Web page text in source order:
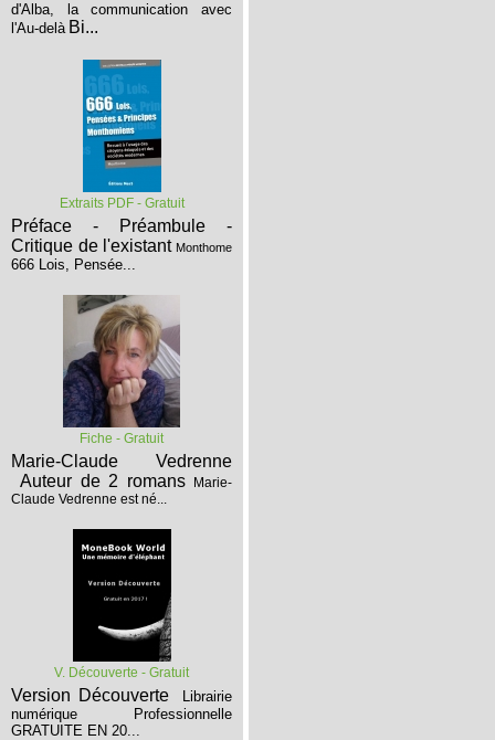
d'Alba, la communication avec
l'Au-delà Bi...
Extraits PDF - Gratuit
Préface - Préambule -
Critique de l'existant Monthome
666 Lois, Pensée...
Fiche - Gratuit
Marie-Claude Vedrenne
Auteur de 2 romans
Marie-
Claude Vedrenne est né...
V. Découverte - Gratuit
Version Découverte
Librairie
numérique Professionnelle
GRATUITE EN 20...